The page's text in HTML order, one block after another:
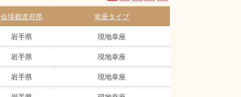
会場都道府県 幸座タイプ
岩手県 現地幸座
岩手県 現地幸座
岩手県 現地幸座